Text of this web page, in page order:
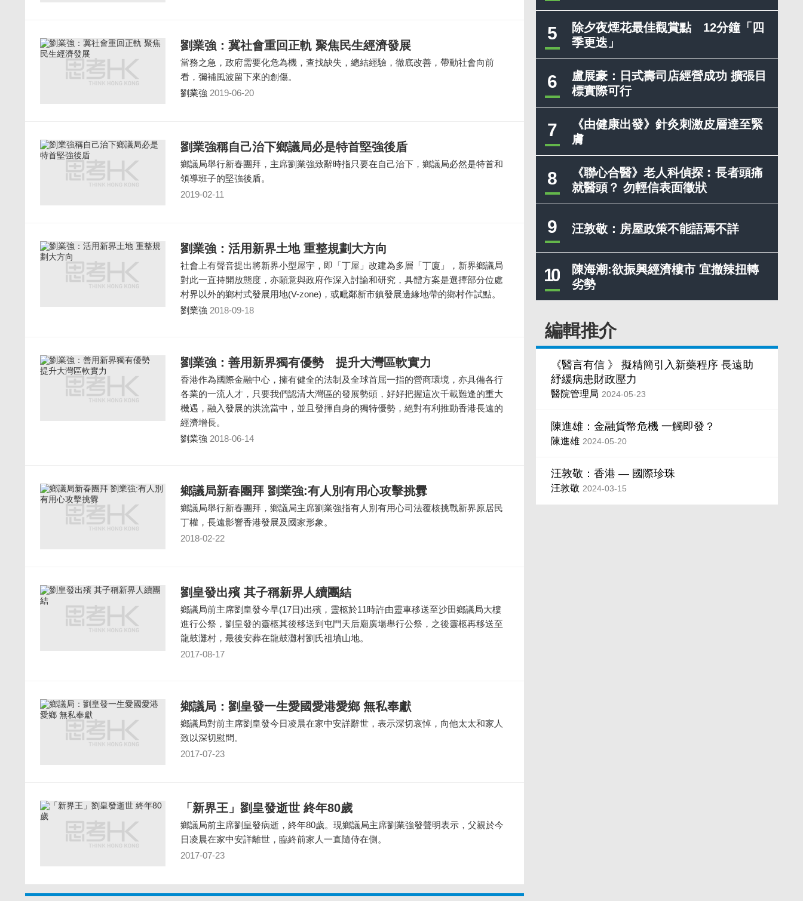
5
除夕夜煙花最佳觀賞點 12分鐘「四
季更迭」
6
盧展豪：日式壽司店經營成功 擴張目
標實際可行
7
《由健康出發》針灸刺激皮層達至緊
膚
8
《聯心合醫》老人科偵探︰長者頭痛
就醫頭？ 勿輕信表面徵狀
9 汪敦敬：房屋政策不能語焉不詳
10
陳海潮:欲振興經濟樓市 宜撤辣扭轉
劣勢
編輯推介
《醫言有信 》 擬精簡引入新藥程序 長遠助
紓緩病患財政壓力
醫院管理局 2024-05-23
陳進雄：金融貨幣危機 一觸即發？
陳進雄 2024-05-20
汪敦敬：香港 — 國際珍珠
汪敦敬 2024-03-15
劉業強：冀社會重回正軌 聚焦民生經濟發展
當務之急，政府需要化危為機，查找缺失，總結經驗，徹底改善，帶動社會向前
看，彌補風波留下來的創傷。
劉業強 2019-06-20
劉業強稱自己治下鄉議局必是特首堅強後盾
鄉議局舉行新春團拜，主席劉業強致辭時指只要在自己治下，鄉議局必然是特首和
領導班子的堅強後盾。
2019-02-11
劉業強：活用新界土地 重整規劃大方向
社會上有聲音提出將新界小型屋宇，即「丁屋」改建為多層「丁廈」，新界鄉議局
對此一直持開放態度，亦願意與政府作深入討論和研究，具體方案是選擇部分位處
村界以外的鄉村式發展用地(V-zone)，或毗鄰新市鎮發展邊緣地帶的鄉村作試點。
劉業強 2018-09-18
劉業強：善用新界獨有優勢 提升大灣區軟實力
香港作為國際金融中心，擁有健全的法制及全球首屈一指的營商環境，亦具備各行
各業的一流人才，只要我們認清大灣區的發展勢頭，好好把握這次千載難逢的重大
機遇，融入發展的洪流當中，並且發揮自身的獨特優勢，絕對有利推動香港長遠的
經濟增長。
劉業強 2018-06-14
鄉議局新春團拜 劉業強:有人別有用心攻擊挑釁
鄉議局舉行新春團拜，鄉議局主席劉業強指有人別有用心司法覆核挑戰新界原居民
丁權，長遠影響香港發展及國家形象。
2018-02-22
劉皇發出殯 其子稱新界人續團結
鄉議局前主席劉皇發今早(17日)出殯，靈柩於11時許由靈車移送至沙田鄉議局大樓
進行公祭，劉皇發的靈柩其後移送到屯門天后廟廣場舉行公祭，之後靈柩再移送至
龍鼓灘村，最後安葬在龍鼓灘村劉氏祖墳山地。
2017-08-17
鄉議局：劉皇發一生愛國愛港愛鄉 無私奉獻
鄉議局對前主席劉皇發今日凌晨在家中安詳辭世，表示深切哀悼，向他太太和家人
致以深切慰問。
2017-07-23
「新界王」劉皇發逝世 終年80歲
鄉議局前主席劉皇發病逝，終年80歲。現鄉議局主席劉業強發聲明表示，父親於今
日凌晨在家中安詳離世，臨終前家人一直隨侍在側。
2017-07-23